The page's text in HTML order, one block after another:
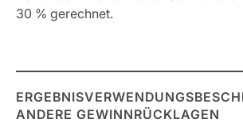
30 % gerechnet.
ANDERE GEWINNRÜCKLAGEN